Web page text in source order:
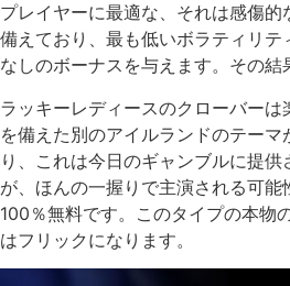
プレイヤーに最適な、それは感傷
備えており、最も低いボラティリ
なしのボーナスを与えます。その
ラッキーレディースのクローバー
を備えた別のアイルランドのテー
り、これは今日のギャンブルに提供
が、ほんの一握りで主演される可
100％無料です。このタイプの本物
はフリックになります。